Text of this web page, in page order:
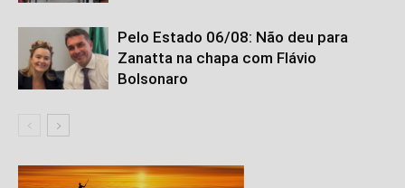
Pelo Estado 06/08: Não deu para
Zanatta na chapa com Flávio
Bolsonaro